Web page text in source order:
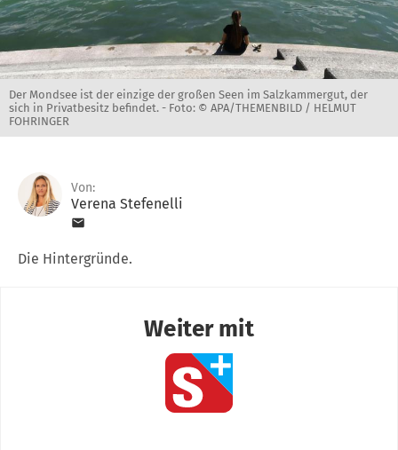
Der Mondsee ist der einzige der großen Seen im Salzkammergut, der
sich in Privatbesitz befindet. - Foto: © APA/THEMENBILD / HELMUT
FOHRINGER
Von:
Verena Stefenelli
Die Hintergründe.